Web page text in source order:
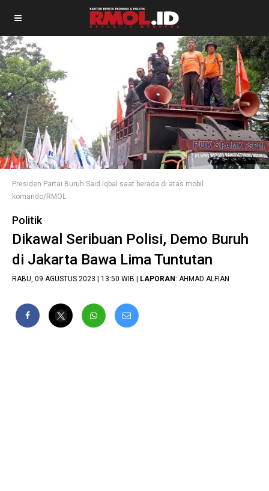
Presiden Partai Buruh Said Iqbal saat berada di atas mobil
komando/RMOL
Politik
Dikawal Seribuan Polisi, Demo Buruh
di Jakarta Bawa Lima Tuntutan
RABU, 09 AGUSTUS 2023 | 13:50 WIB | LAPORAN: AHMAD ALFIAN